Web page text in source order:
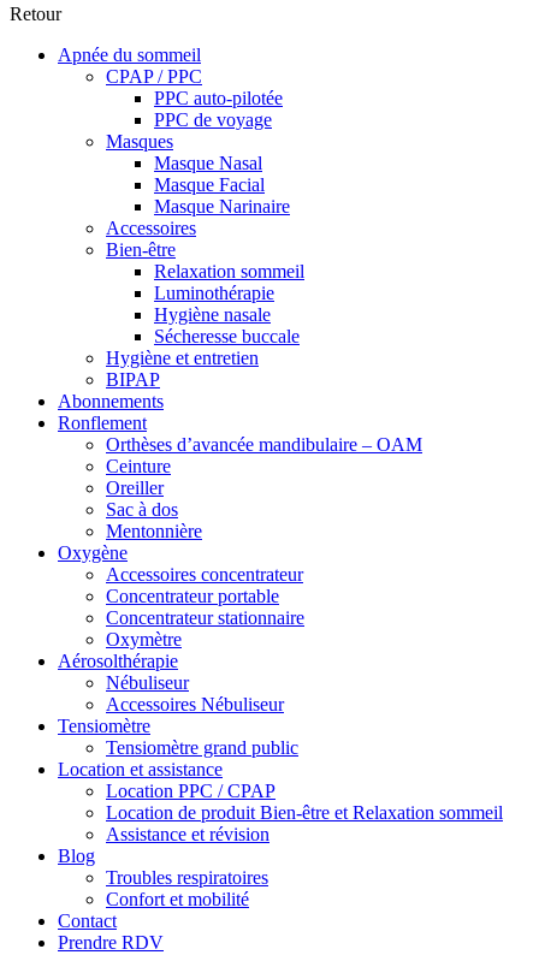
Retour
Apnée du sommeil
CPAP / PPC
PPC auto-pilotée
PPC de voyage
Masques
Masque Nasal
Masque Facial
Masque Narinaire
Accessoires
Bien-être
Relaxation sommeil
Luminothérapie
Hygiène nasale
Sécheresse buccale
Hygiène et entretien
BIPAP
Abonnements
Ronflement
Orthèses d’avancée mandibulaire – OAM
Ceinture
Oreiller
Sac à dos
Mentonnière
Oxygène
Accessoires concentrateur
Concentrateur portable
Concentrateur stationnaire
Oxymètre
Aérosolthérapie
Nébuliseur
Accessoires Nébuliseur
Tensiomètre
Tensiomètre grand public
Location et assistance
Location PPC / CPAP
Location de produit Bien-être et Relaxation sommeil
Assistance et révision
Blog
Troubles respiratoires
Confort et mobilité
Contact
Prendre RDV